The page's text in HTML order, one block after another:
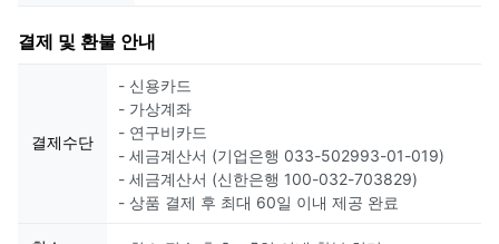
결제 및 환불 안내
결제수단
- 신용카드
- 가상계좌
- 연구비카드
- 세금계산서 (기업은행 033-502993-01-019)
- 세금계산서 (신한은행 100-032-703829)
- 상품 결제 후 최대 60일 이내 제공 완료